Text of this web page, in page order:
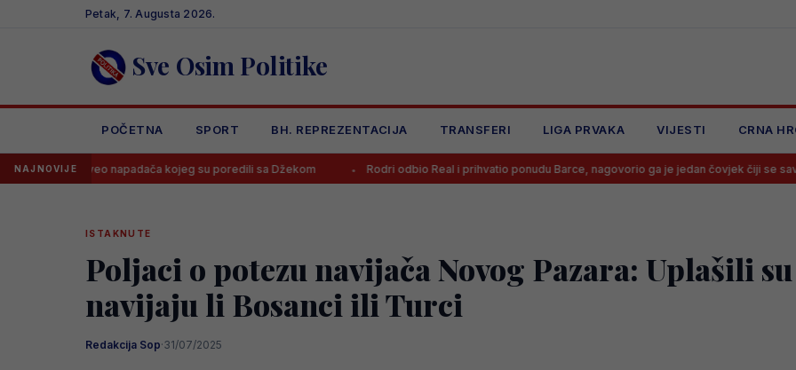
Petak, 7. Augusta 2026.
Sve Osim Politike
POČETNA SPORT BH. REPREZENTACIJA TRANSFERI LIGA PRVAKA VIJESTI CRNA
NAJNOVIJE
napadača kojeg su poredili sa Džekom Rodri odbio Real i prihvatio ponudu Barce, nagovorio ga je jedan čovjek čiji se savjet mora slušati
ISTAKNUTE
Poljaci o potezu navijača Novog Pazara: Uplašili
navijaju li Bosanci ili Turci
Redakcija Sop·31/07/2025